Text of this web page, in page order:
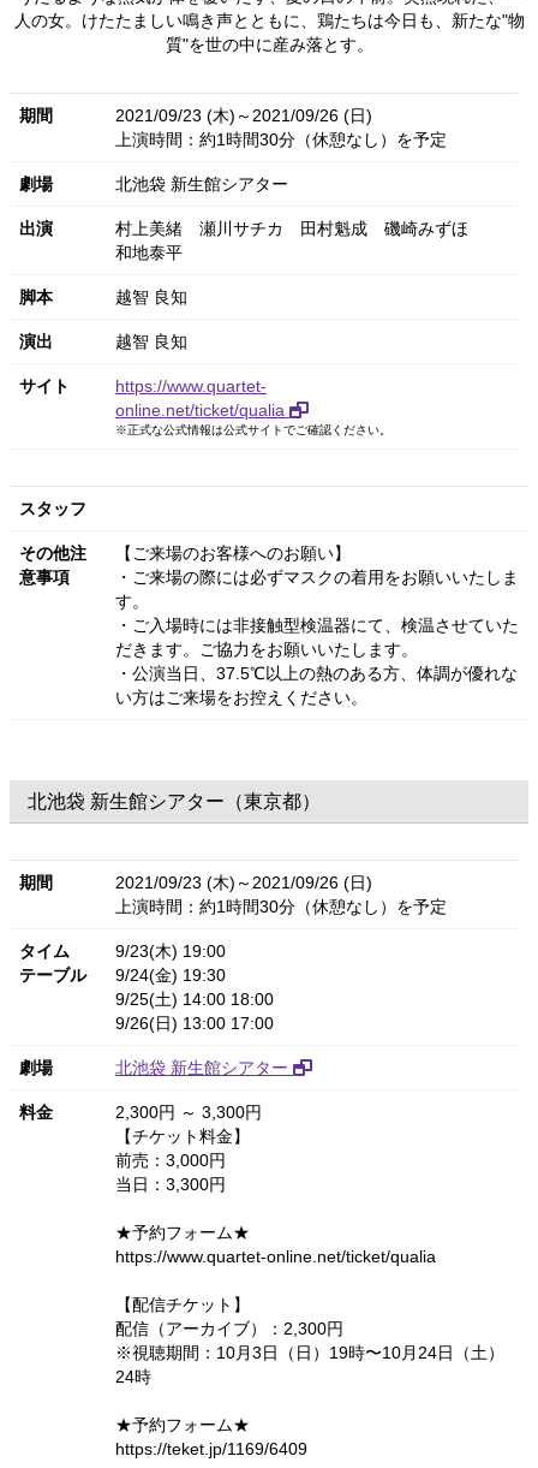
人の女。けたたましい鳴き声とともに、鶏たちは今日も、新たな"物
質"を世の中に産み落とす。
期間
2021/09/23 (木)～2021/09/26 (日)
上演時間：約1時間30分（休憩なし）を予定
劇場 北池袋 新生館シアター
出演 村上美緒 瀬川サチカ 田村魁成
磯崎みずほ
和地泰平
脚本 越智 良知
演出 越智 良知
サイト
https://www.quartet-
online.net/ticket/qualia
※正式な公式情報は公式サイトでご確認ください。
スタッフ
その他注
意事項
【ご来場のお客様へのお願い】
・ご来場の際には必ずマスクの着用をお願いいたしま
す。
・ご入場時には非接触型検温器にて、検温させていた
だきます。ご協力をお願いいたします。
・公演当日、37.5℃以上の熱のある方、体調が優れな
い方はご来場をお控えください。
北池袋 新生館シアター（東京都）
期間
2021/09/23 (木)～2021/09/26 (日)
上演時間：約1時間30分（休憩なし）を予定
タイム
テーブル
9/23(木) 19:00
9/24(金) 19:30
9/25(土) 14:00 18:00
9/26(日) 13:00 17:00
劇場 北池袋 新生館シアター
料金
2,300円 ～ 3,300円
【チケット料金】
前売：3,000円
当日：3,300円
★予約フォーム★
https://www.quartet-online.net/ticket/qualia
【配信チケット】
配信（アーカイブ）：2,300円
※視聴期間：10月3日（日）19時〜10月24日（土）
24時
★予約フォーム★
https://teket.jp/1169/6409